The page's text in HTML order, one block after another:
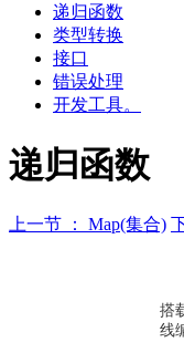
递归函数
类型转换
接口
错误处理
开发工具。
递归函数
上一节 ： Map(集合)
搭
线